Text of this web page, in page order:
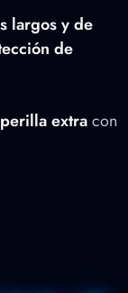
largos y de
de
perilla extracon